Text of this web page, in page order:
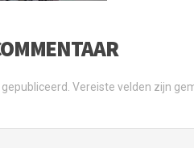
Vereiste velden zijn